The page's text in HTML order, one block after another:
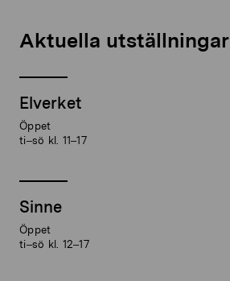
Aktuella utställningar
Elverket
Öppet
ti–sö kl. 11–17
Sinne
Öppet
ti–sö kl. 12–17